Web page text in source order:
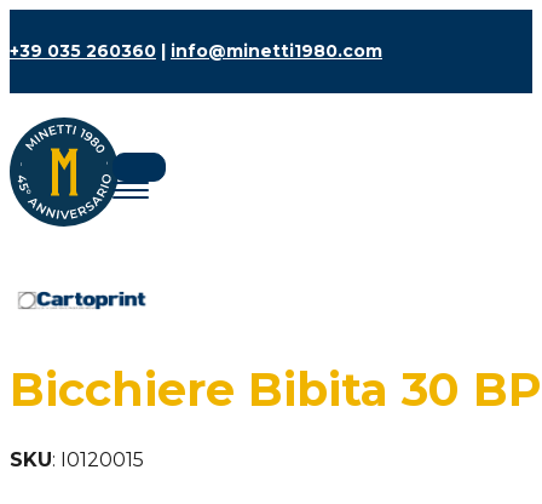
+39 035 260360 | info@minetti1980.com
Bicchiere Bibita 30
SKU: I0120015